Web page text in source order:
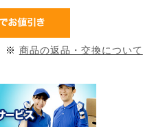
※ 商品の返品・交換について